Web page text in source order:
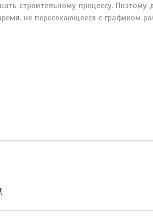
строительному процессу. Поэтому
не пересекающееся с графиком